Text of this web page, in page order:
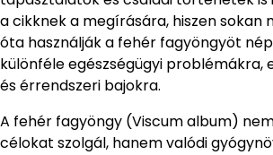
a cikknek a megírására, hiszen sokan
óta használják a fehér fagyöngyöt
különféle egészségügyi problémákra,
és érrendszeri bajokra.
A fehér fagyöngy (Viscum album)
célokat szolgál, hanem valódi